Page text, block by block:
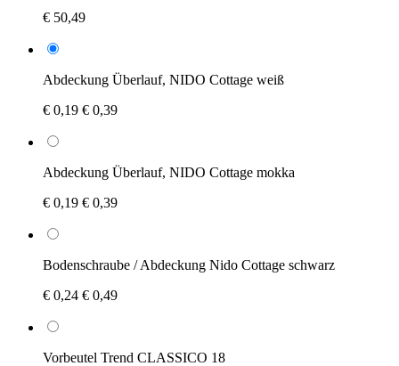
€ 50,49
Abdeckung Überlauf, NIDO Cottage weiß
€ 0,19 € 0,39
Abdeckung Überlauf, NIDO Cottage mokka
€ 0,19 € 0,39
Bodenschraube / Abdeckung Nido Cottage schwarz
€ 0,24 € 0,49
Vorbeutel Trend CLASSICO 18